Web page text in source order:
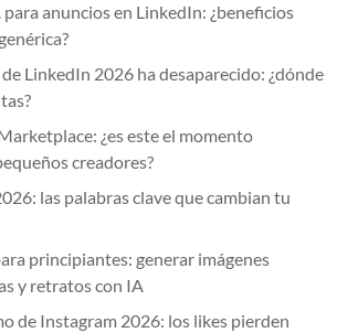
anuncios en LinkedIn: ¿beneficios
LinkedIn 2026 ha desaparecido: ¿dónde
¿es este el momento
creadores?
las palabras clave que cambian tu
principiantes: generar imágenes
y retratos con IA
de Instagram 2026: los likes pierden